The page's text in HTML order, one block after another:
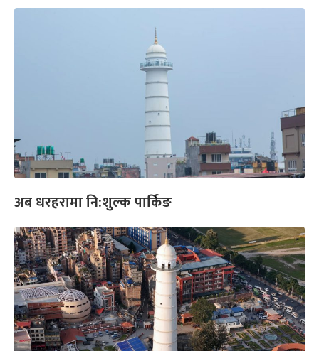
अब धरहरामा नि:शुल्क पार्किङ